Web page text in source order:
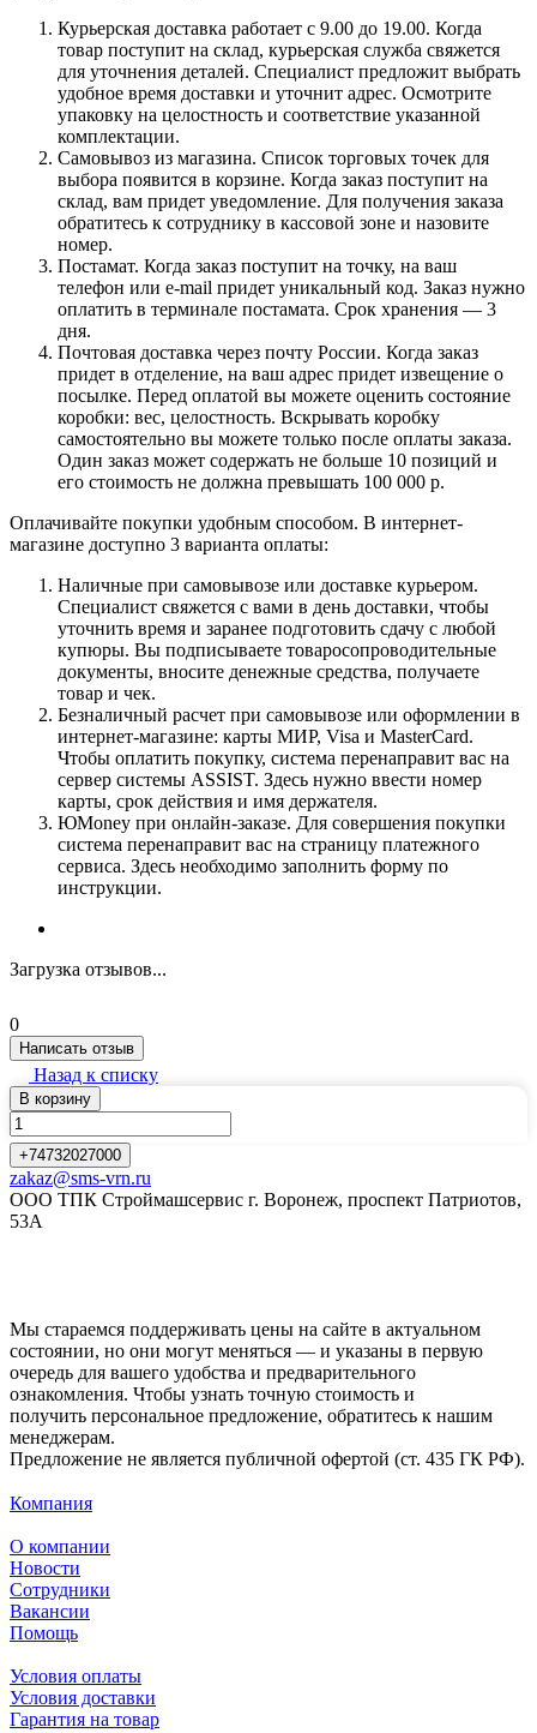
Курьерская доставка работает с 9.00 до 19.00. Когда
товар поступит на склад, курьерская служба свяжется
для уточнения деталей. Специалист предложит выбрать
удобное время доставки и уточнит адрес. Осмотрите
упаковку на целостность и соответствие указанной
комплектации.
Самовывоз из магазина. Список торговых точек для
выбора появится в корзине. Когда заказ поступит на
склад, вам придет уведомление. Для получения заказа
обратитесь к сотруднику в кассовой зоне и назовите
номер.
Постамат. Когда заказ поступит на точку, на ваш
телефон или e-mail придет уникальный код. Заказ нужно
оплатить в терминале постамата. Срок хранения — 3
дня.
Почтовая доставка через почту России. Когда заказ
придет в отделение, на ваш адрес придет извещение о
посылке. Перед оплатой вы можете оценить состояние
коробки: вес, целостность. Вскрывать коробку
самостоятельно вы можете только после оплаты заказа.
Один заказ может содержать не больше 10 позиций и
его стоимость не должна превышать 100 000 р.
Оплачивайте покупки удобным способом. В интернет-
магазине доступно 3 варианта оплаты:
Наличные при самовывозе или доставке курьером.
Специалист свяжется с вами в день доставки, чтобы
уточнить время и заранее подготовить сдачу с любой
купюры. Вы подписываете товаросопроводительные
документы, вносите денежные средства, получаете
товар и чек.
Безналичный расчет при самовывозе или оформлении в
интернет-магазине: карты МИР, Visa и MasterCard.
Чтобы оплатить покупку, система перенаправит вас на
сервер системы ASSIST. Здесь нужно ввести номер
карты, срок действия и имя держателя.
ЮMoney при онлайн-заказе. Для совершения покупки
система перенаправит вас на страницу платежного
сервиса. Здесь необходимо заполнить форму по
инструкции.
Загрузка отзывов...
0
Написать отзыв
Назад к списку
В корзину
+74732027000
zakaz@sms-vrn.ru
ООО ТПК Строймашсервис г. Воронеж, проспект Патриотов,
53А
Мы стараемся поддерживать цены на сайте в актуальном
состоянии, но они могут меняться — и указаны в первую
очередь для вашего удобства и предварительного
ознакомления. Чтобы узнать точную стоимость и
получить персональное предложение, обратитесь к нашим
менеджерам.
Предложение не является публичной офертой (ст. 435 ГК РФ).
Компания
О компании
Новости
Сотрудники
Вакансии
Помощь
Условия оплаты
Условия доставки
Гарантия на товар